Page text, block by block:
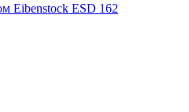
Eibenstock ESD 162